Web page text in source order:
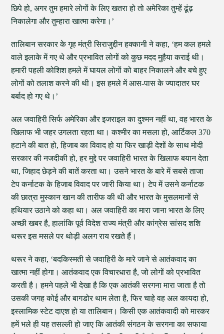
छिपे हो, अगर तुम हमारे लोगों के लिए खतरा हो तो अमेरिका तुम्हें ढूंढ़
निकालेगा और तुम्हारा खात्मा करेगा।’
तालिबान सरकार के गृह मंत्री सिराजुद्दीन हक्कानी ने कहा, ‘हम कल हमले
वाले इलाके में गए थे और प्रभावित लोगों को कुछ मदद मुहैया कराई थी।
हमारी पहली कोशिश हमले में घायल लोगों को बाहर निकालने और बचे हुए
लोगों को तलाश करने की थी। इस हमले में आस-पास के ज्यादातर घर
बर्बाद हो गए थे।’
अल जवाहिरी सिर्फ अमेरिका और इजराइल का दुश्मन नहीं था, वह भारत के
खिलाफ भी जहर उगलता रहता था। कश्मीर का मसला हो, आर्टिकल 370
हटाने की बात हो, हिजाब का विवाद हो या फिर खाड़ी देशों के साथ मोदी
सरकार की नजदीकी हो, हर मुद्दे पर जवाहिरी भारत के खिलाफ बयान देता
था, जिहाद छेड़ने की बातें करता था। उसने भारत के बारे में सबसे ताजा
टेप कर्नाटक के हिजाब विवाद पर जारी किया था। टेप में उसने कर्नाटक
की छात्रा मुस्कान खान की तारीफ की थी और भारत के मुसलमानों से
हथियार उठाने को कहा था। अल जवाहिरी का मारा जाना भारत के लिए
अच्छी खबर है, हालांकि पूर्व विदेश राज्य मंत्री और कांग्रेस सांसद शशि
थरूर इस मसले पर थोड़ी अलग राय रखते हैं।
थरूर ने कहा, ‘बदकिस्मती से जवाहिरी के मारे जाने से आतंकवाद का
खात्मा नहीं होगा। आतंकवाद एक विचारधारा है, जो लोगों को प्रभावित
करती है। हमने पहले भी देखा है कि एक आतंकी सरगना मारा जाता है तो
उसकी जगह कोई और बागडोर थाम लेता है, फिर चाहे वह अल कायदा हो,
इस्लामिक स्टेट दाएश हो या तालिबान। किसी एक आतंकवादी को मारकर
हमें भले ही यह तसल्ली हो जाए कि आतंकी संगठन के सरगना का सफाया